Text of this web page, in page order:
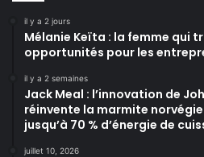
il y a 2 jours
Mélanie Keïta : la femme qui
opportunités pour les
il y a 2 semaines
Jack Meal : l’innovation de
réinvente la marmite
jusqu’à 70 % d’énergie de
juillet 10, 2026